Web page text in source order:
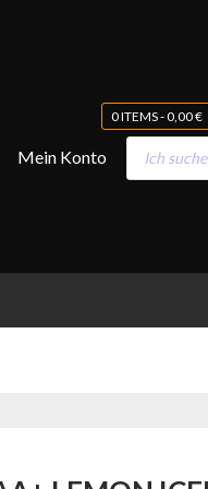
0 ITEMS -0,00€
Mein Konto
Products
search